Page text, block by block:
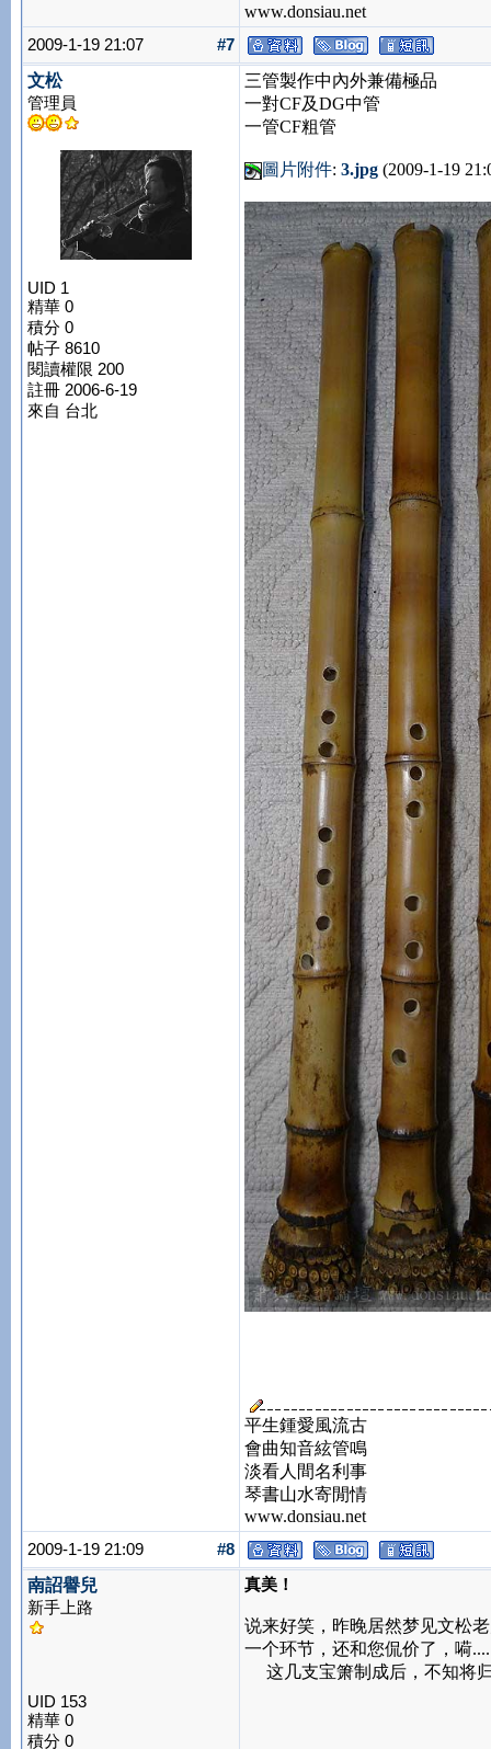
www.donsiau.net
2009-1-19 21:07
#7
文松
管理員
UID 1
精華 0
積分 0
帖子 8610
閱讀權限 200
註冊 2006-6-19
來自 台北
三管製作中內外兼備極品
一對CF及DG中管
一管CF粗管
圖片附件:3.jpg (2009-1-19
平生鍾愛風流古
會曲知音絃管鳴
淡看人間名利事
琴書山水寄閒情
www.donsiau.net
2009-1-19 21:09
#8
南詔譽兒
新手上路
UID 153
精華 0
積分 0
真美！
说来好笑，昨晚居然梦见文松
一个环节，还和您侃价了，嗬
这几支宝箫制成后，不知将